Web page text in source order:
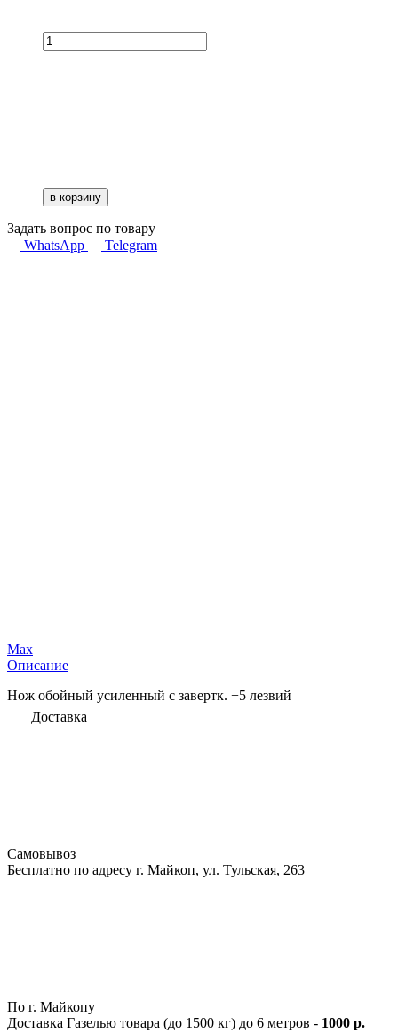
в корзину
Задать вопрос по товару
WhatsApp
Telegram
Max
Описание
Нож обойный усиленный с завертк. +5 лезвий
Доставка
Самовывоз
Бесплатно по адресу г. Майкоп, ул. Тульская, 263
По г. Майкопу
Доставка Газелью товара (до 1500 кг) до 6 метров - 1000 р.